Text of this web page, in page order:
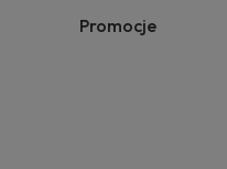
Promocje